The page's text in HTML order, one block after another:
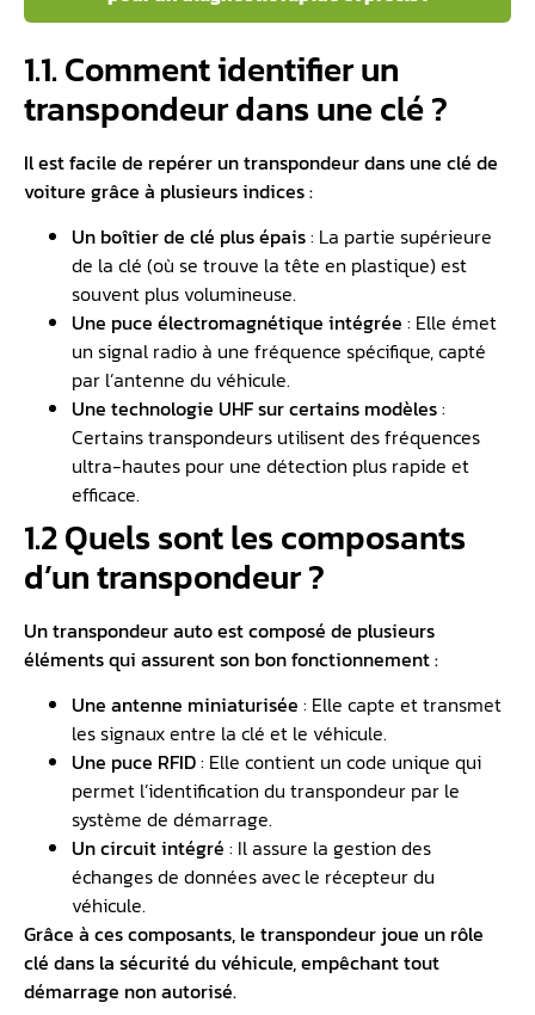
1.1. Comment identifier un
transpondeur dans une clé ?
Il est facile de repérer un transpondeur dans une clé de
voiture grâce à plusieurs indices :
Un boîtier de clé plus épais: La partie supérieure
de la clé (où se trouve la tête en plastique) est
souvent plus volumineuse.
Une puce électromagnétique intégrée : Elle émet
un signal radio à une fréquence spécifique, capté
par l’antenne du véhicule.
Une technologie UHF sur certains modèles:
Certains transpondeurs utilisent des fréquences
ultra-hautes pour une détection plus rapide et
efficace.
1.2 Quels sont les composants
d’un transpondeur ?
Un transpondeur auto est composé de plusieurs
éléments qui assurent son bon fonctionnement :
Une antenne miniaturisée : Elle capte et transmet
les signaux entre la clé et le véhicule.
Une puce RFID: Elle contient un code unique qui
permet l’identification du transpondeur par le
système de démarrage.
Un circuit intégré : Il assure la gestion des
échanges de données avec le récepteur du
véhicule.
Grâce à ces composants, le transpondeur joue un rôle
clé dans la sécurité du véhicule, empêchant tout
démarrage non autorisé.